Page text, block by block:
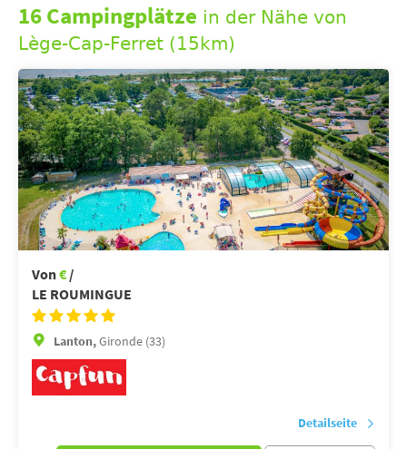
16 Campingplätze in der Nähe von
Lège-Cap-Ferret (15km)
Von€ /
LE ROUMINGUE
Lanton,Gironde (33)
Detailseite